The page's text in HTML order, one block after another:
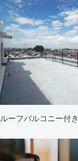
ルーフバルコニー付き